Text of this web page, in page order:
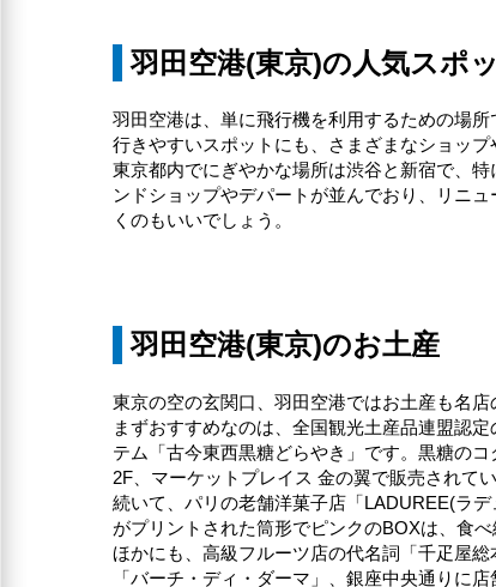
羽田空港(東京)の人気スポ
羽田空港は、単に飛行機を利用するための場
行きやすいスポットにも、さまざまなショッ
東京都内でにぎやかな場所は渋谷と新宿で、
ンドショップやデパートが並んでおり、リニ
くのもいいでしょう。
羽田空港(東京)のお土産
東京の空の玄関口、羽田空港ではお土産も名
まずおすすめなのは、全国観光土産品連盟認
テム「古今東西黒糖どらやき」です。黒糖の
2F、マーケットプレイス 金の翼で販売されてい
続いて、パリの老舗洋菓子店「LADUREE(ラ
がプリントされた筒形でピンクのBOXは、食
ほかにも、高級フルーツ店の代名詞「千疋屋
「バーチ・ディ・ダーマ」、銀座中央通りに